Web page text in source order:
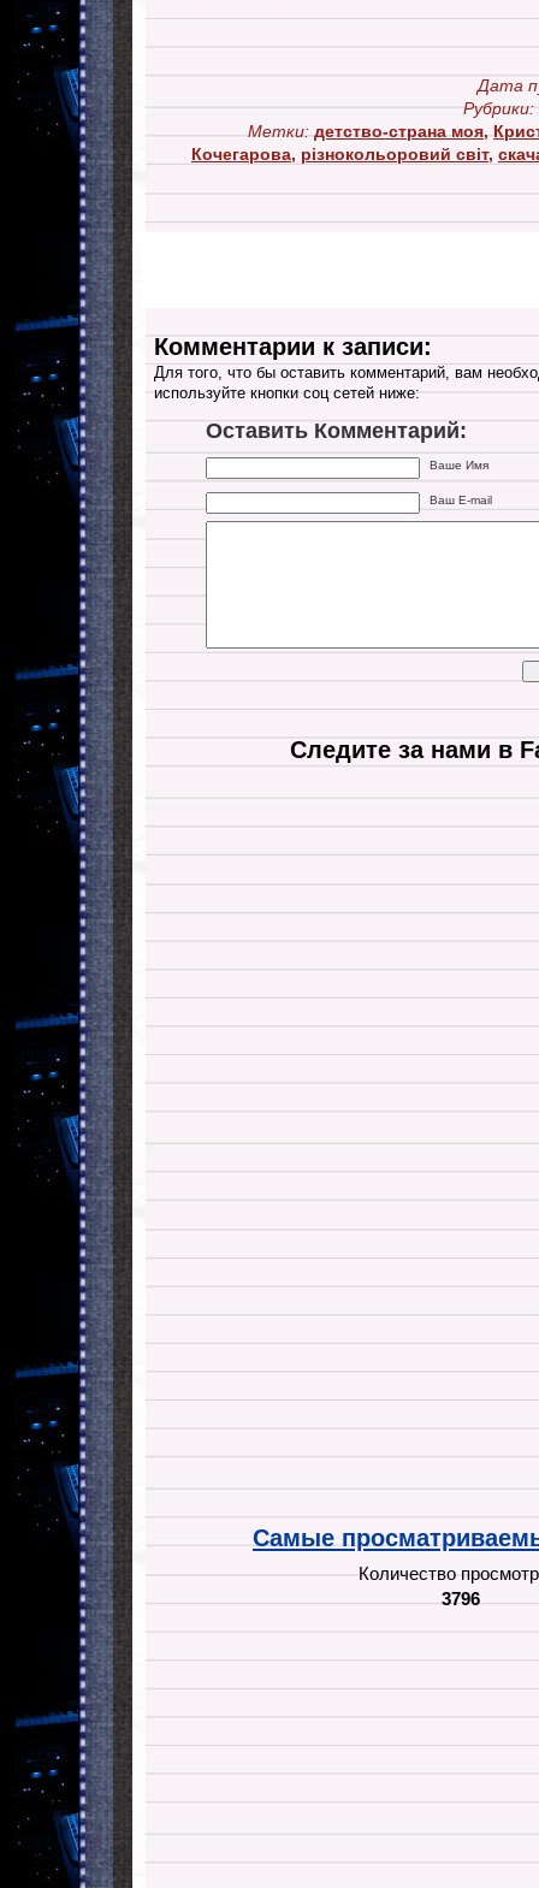
Дата
Рубрики:
Метки: детство-страна моя,
Кочегарова, рiзнокольоровий cвiт,
Комментарии к записи:
Для того, что бы оставить комментарий, вам
используйте кнопки соц сетей ниже:
Оставить Комментарий:
Ваше Имя
Ваш E-mail
Следите за нами в
Самые
Количество
3796